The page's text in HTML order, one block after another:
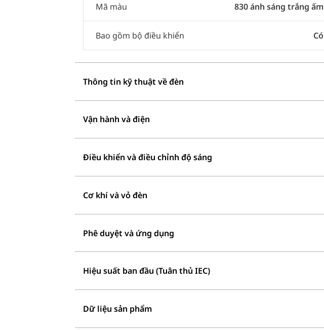
Mã màu 830 ánh sáng trắng ấm
Bao gồm bộ điều khiển Có
Thông tin kỹ thuật về đèn
Vận hành và điện
Điều khiển và điều chỉnh độ sáng
Cơ khí và vỏ đèn
Phê duyệt và ứng dụng
Hiệu suất ban đầu (Tuân thủ IEC)
Dữ liệu sản phẩm